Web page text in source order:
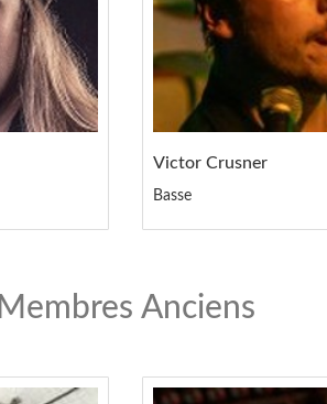
Victor Crusner
Basse
Membres Anciens